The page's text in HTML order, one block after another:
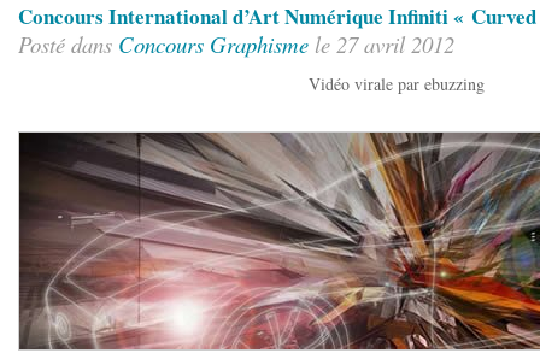
Concours International d’Art Numérique Infiniti «
Posté dans Concours Graphisme le 27 avril 2012
Vidéo virale par ebuzzing